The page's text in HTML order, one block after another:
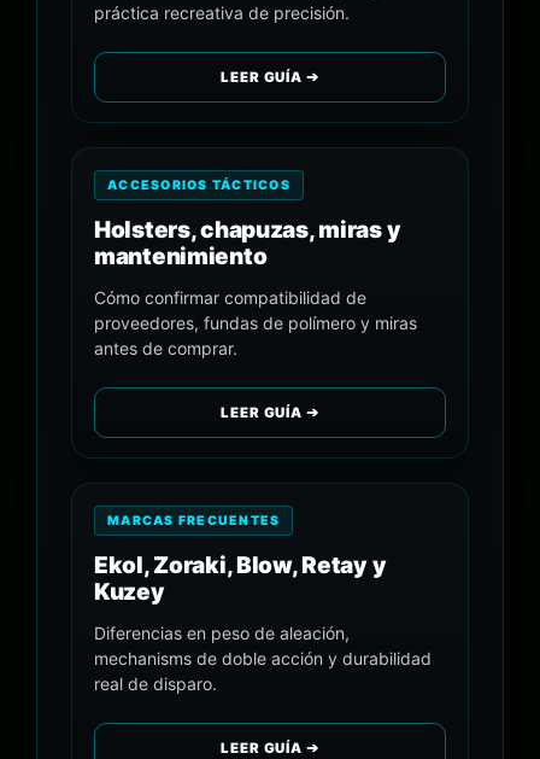
práctica recreativa de precisión.
LEER GUÍA ➔
ACCESORIOS TÁCTICOS
Holsters, chapuzas, miras y
mantenimiento
Cómo confirmar compatibilidad de
proveedores, fundas de polímero y miras
antes de comprar.
LEER GUÍA ➔
MARCAS FRECUENTES
Ekol, Zoraki, Blow, Retay y
Kuzey
Diferencias en peso de aleación,
mechanisms de doble acción y durabilidad
real de disparo.
LEER GUÍA ➔